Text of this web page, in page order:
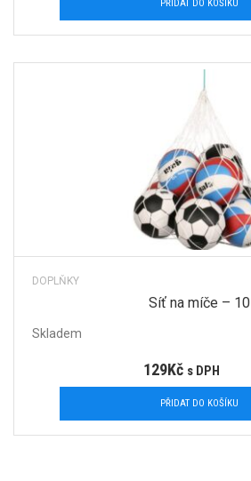
PŘIDAT DO KOŠÍKU
DOPLŇKY
Síť na míče – 10
129Kč s DPH
Skladem
PŘIDAT DO KOŠÍKU